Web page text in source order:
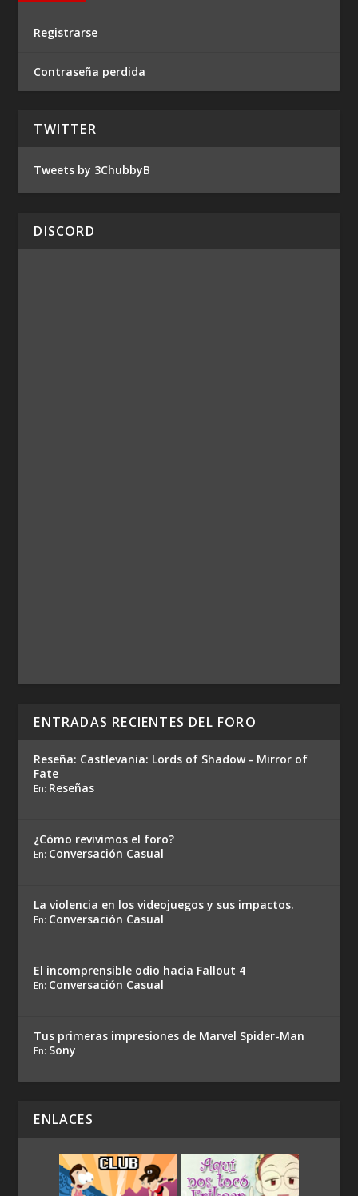
Registrarse
Contraseña perdida
TWITTER
Tweets by 3ChubbyB
DISCORD
ENTRADAS RECIENTES DEL FORO
Reseña: Castlevania: Lords of Shadow - Mirror of
Fate
En: Reseñas
¿Cómo revivimos el foro?
En: Conversación Casual
La violencia en los videojuegos y sus impactos.
En: Conversación Casual
El incomprensible odio hacia Fallout 4
En: Conversación Casual
Tus primeras impresiones de Marvel Spider-Man
En: Sony
ENLACES